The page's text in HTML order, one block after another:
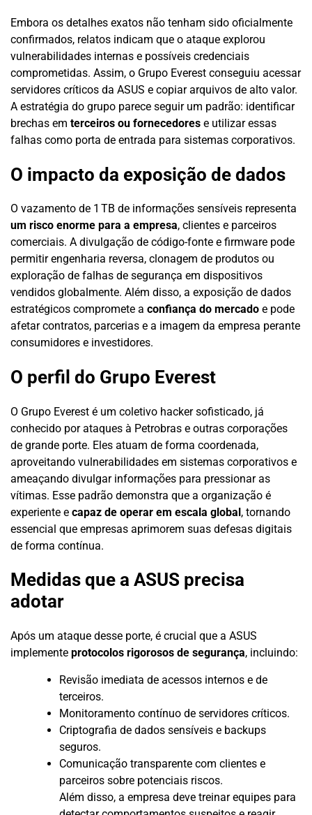
Embora os detalhes exatos não tenham sido oficialmente
confirmados, relatos indicam que o ataque explorou
vulnerabilidades internas e possíveis credenciais
comprometidas. Assim, o Grupo Everest conseguiu acessar
servidores críticos da ASUS e copiar arquivos de alto valor.
A estratégia do grupo parece seguir um padrão: identificar
brechas em terceiros ou fornecedores e utilizar essas
falhas como porta de entrada para sistemas corporativos.
O impacto da exposição de dados
O vazamento de 1 TB de informações sensíveis representa
um risco enorme para a empresa, clientes e parceiros
comerciais. A divulgação de código-fonte e firmware pode
permitir engenharia reversa, clonagem de produtos ou
exploração de falhas de segurança em dispositivos
vendidos globalmente. Além disso, a exposição de dados
estratégicos compromete a confiança do mercado e pode
afetar contratos, parcerias e a imagem da empresa perante
consumidores e investidores.
O perfil do Grupo Everest
O Grupo Everest é um coletivo hacker sofisticado, já
conhecido por ataques à Petrobras e outras corporações
de grande porte. Eles atuam de forma coordenada,
aproveitando vulnerabilidades em sistemas corporativos e
ameaçando divulgar informações para pressionar as
vítimas. Esse padrão demonstra que a organização é
experiente e capaz de operar em escala global, tornando
essencial que empresas aprimorem suas defesas digitais
de forma contínua.
Medidas que a ASUS precisa
adotar
Após um ataque desse porte, é crucial que a ASUS
implemente protocolos rigorosos de segurança, incluindo:
Revisão imediata de acessos internos e de
terceiros.
Monitoramento contínuo de servidores críticos.
Criptografia de dados sensíveis e backups
seguros.
Comunicação transparente com clientes e
parceiros sobre potenciais riscos.
Além disso, a empresa deve treinar equipes para